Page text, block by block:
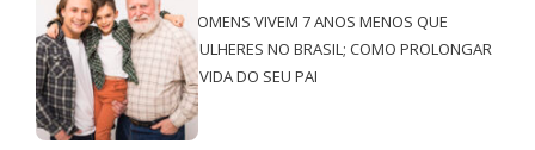
HOMENS VIVEM 7 ANOS MENOS QUE
MULHERES NO BRASIL; COMO PROLONGAR
A VIDA DO SEU PAI